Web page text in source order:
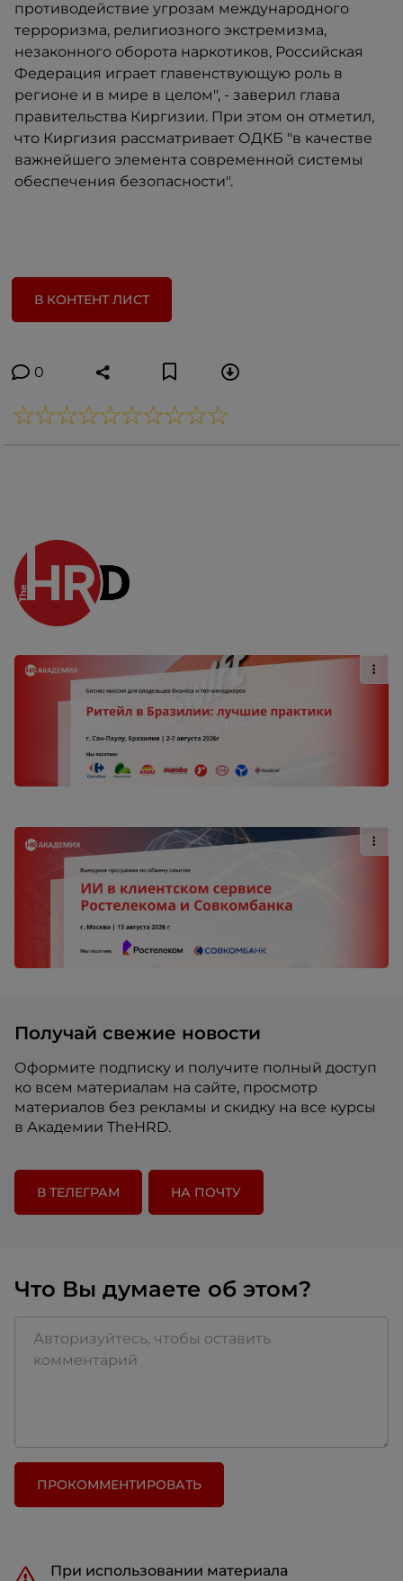
противодействие угрозам международного
терроризма, религиозного экстремизма,
незаконного оборота наркотиков, Российская
Федерация играет главенствующую роль в
регионе и в мире в целом", - заверил глава
правительства Киргизии. При этом он отметил,
что Киргизия рассматривает ОДКБ "в качестве
важнейшего элемента современной системы
обеспечения безопасности".
В КОНТЕНТ ЛИСТ
0
Получай свежие новости
Оформите подписку и получите полный доступ
ко всем материалам на сайте, просмотр
материалов без рекламы и скидку на все курсы
в Академии TheHRD.
В ТЕЛЕГРАМ НА ПОЧТУ
Что Вы думаете об этом?
ПРОКОММЕНТИРОВАТЬ
При использовании материала